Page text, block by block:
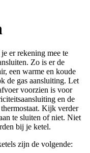
er rekening mee te
Zo is er de
een warme en koude
de gas aansluiting. Let
voorzien is voor
en de
Kijk verder
te sluiten of niet. Niet
bij je ketel.
zijn de volgende: